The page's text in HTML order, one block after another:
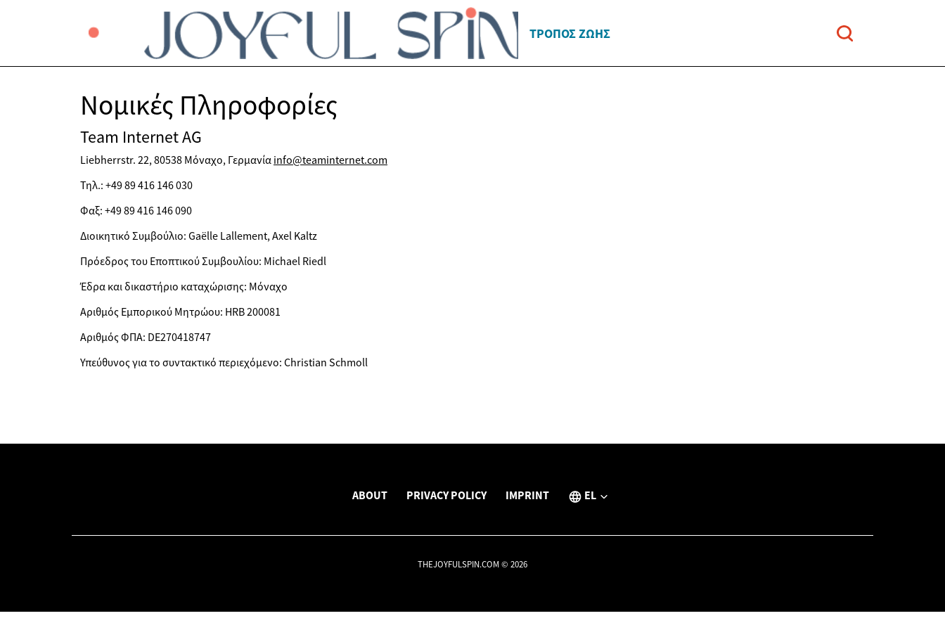
ΤΡΌΠΟΣ ΖΩΉΣ
Νομικές Πληροφορίες
Team Internet AG
Liebherrstr. 22, 80538 Μόναχο, Γερμανία info@teaminternet.com
Τηλ.: +49 89 416 146 030
Φαξ: +49 89 416 146 090
Διοικητικό Συμβούλιο: Gaëlle Lallement, Axel Kaltz
Πρόεδρος του Εποπτικού Συμβουλίου: Michael Riedl
Έδρα και δικαστήριο καταχώρισης: Μόναχο
Αριθμός Εμπορικού Μητρώου: HRB 200081
Αριθμός ΦΠΑ: DE270418747
Υπεύθυνος για το συντακτικό περιεχόμενο: Christian Schmoll
ABOUT PRIVACY POLICY IMPRINT EL
THEJOYFULSPIN.COM © 2026